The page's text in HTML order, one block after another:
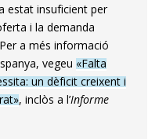
estat insuficient per
i la demanda
a més informació
vegeu «Falta
un dèficit creixent i
, inclòs a l’Informe